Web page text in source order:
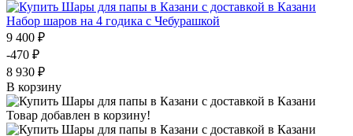
Набор шаров на 4 годика с Чебурашкой
9 400 ₽
-470 ₽
8 930 ₽
В корзину
Товар добавлен в корзину!